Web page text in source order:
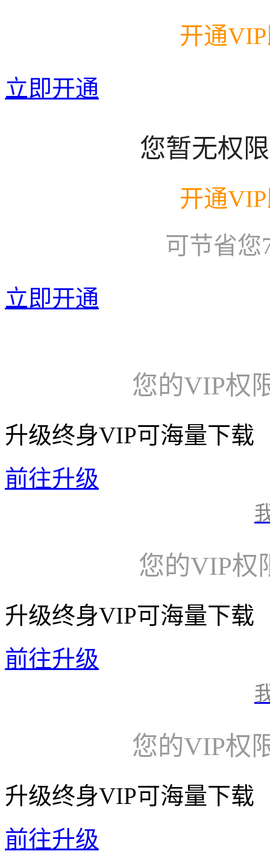
开通
立即开通
您暂无权
开通
可节省您
立即开通
您的VIP权
升级终身VIP可海量下载
前往升级
您的VIP权
升级终身VIP可海量下载
前往升级
您的VIP权
升级终身VIP可海量下载
前往升级